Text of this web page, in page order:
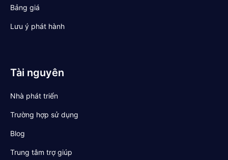
Bảng giá
Lưu ý phát hành
Tài nguyên
Nhà phát triển
Trường hợp sử dụng
Blog
Trung tâm trợ giúp